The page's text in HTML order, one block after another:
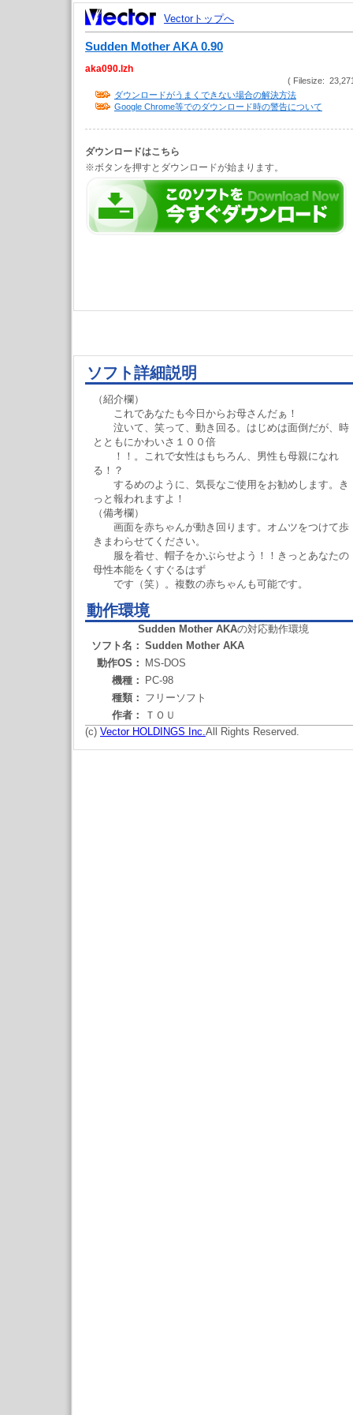
Vectorトップへ
Sudden Mother AKA 0.90
aka090.lzh
( Filesize:
ダウンロードがうまくできない場合の解決方法
Google Chrome等でのダウンロード時の警告について
ダウンロードはこちら
※ボタンを押すとダウンロードが始まります。
ソフト詳細説明
（紹介欄）
これであなたも今日からお母さんだぁ！
泣いて、笑って、動き回る。はじめは面倒だが、時
とともにかわいさ１００倍
！！。これで女性はもちろん、男性も母親になれ
る！？
するめのように、気長なご使用をお勧めします。き
っと報われますよ！
（備考欄）
画面を赤ちゃんが動き回ります。オムツをつけて歩
きまわらせてください。
服を着せ、帽子をかぶらせよう！！きっとあなたの
母性本能をくすぐるはず
です（笑）。複数の赤ちゃんも可能です。
動作環境
Sudden Mother AKAの対応動作環境
ソフト名： Sudden Mother AKA
動作OS：
MS-DOS
機種：
PC-98
種類： フリーソフト
作者：
ＴＯＵ
(c) Vector HOLDINGS Inc.All Rights Reserved.